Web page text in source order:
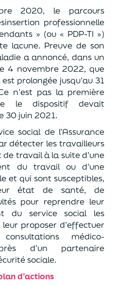
2020, le parcours
professionnelle
» (ou « PDP-TI »)
lacune. Preuve de son
a annoncé, dans un
4 novembre 2022, que
prolongée jusqu’au 31
n’est pas la première
le dispositif devait
30 juin 2021.
social de l’Assurance
détecter les travailleurs
travail à la suite d’une
du travail ou d’une
et qui sont susceptibles,
état de santé, de
pour reprendre leur
du service social les
proposer d’effectuer
médico-
d’un partenaire
sociale.
d’actions